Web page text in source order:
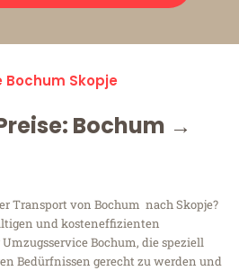
Bochum Skopje
Bochum →
Transport von Bochum nach Skopje?
und kosteneffizienten
Bochum, die speziell
Bedürfnissen gerecht zu werden und